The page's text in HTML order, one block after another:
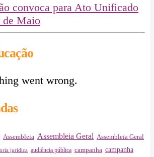
convoca para Ato Unificado
de Maio
went wrong.
Assembleia Assembleia Geral Assembleia Geral
jurídica audiência pública campanha campanha